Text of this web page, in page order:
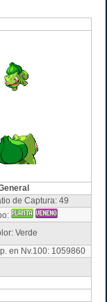
de Captura: 49
Verde
en Nv.100: 1059860